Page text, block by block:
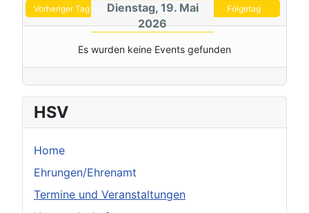
Vorheriger Tag
Dienstag, 19. Mai
2026
Folgetag
Es wurden keine Events gefunden
HSV
Home
Ehrungen/Ehrenamt
Termine und Veranstaltungen